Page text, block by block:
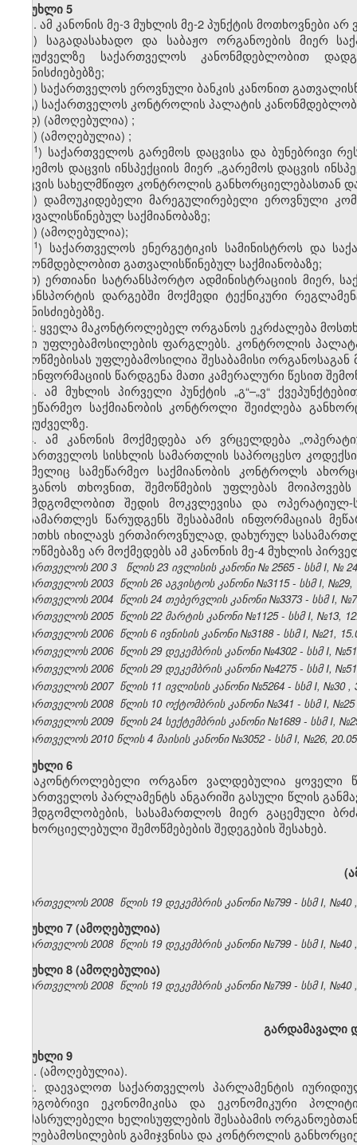
მუხლი 5
1. ამ კანონის მე-3 მუხლის მე-2 პუნქტის მოთხოვნები
ა) საგადასახადო და საბაჟო ორგანოების მიერ
საფუძველზე საქართველოს კანონმდებლობით
ღონისძიებებზე;
ბ) საქართველოს ეროვნული ბანკის კანონით
გ) საქართველოს კონტროლის პალატის
დ) (ამოღებულია) ;
ე) (ამოღებულია) ;
​1) საქართველოს გარემოს დაცვისა და ბუნებრივი
გარემოს დაცვის ინსპექციის მიერ „გარემოს დაცვის
დაცვის სახელმწიფო კონტროლის განხორციელებასთან
ვ) დამოუკიდებელი მარეგულირებელი ეროვნული
გათვალისწინებულ საქმიანობაზე;
ზ) (ამოღებულია);
​1) საქართველოს ენერგეტიკის სამინისტროს და
კანონმდებლობით გათვალისწინებულ საქმიანობაზე;
თ) ერთიანი სატრანსპორტო ადმინისტრაციის მიერ,
ტრანსპორტის დარგებში მოქმედი ტექნიკური
ღონისძიებებზე.
2. ყველა მაკონტროლებელ ორგანოს ეკრძალება
მისი უფლებამოსილების ფარგლებს. კონტროლის
შემოწმებისას უფლებამოსილია შესაბამისი
და ინფორმაციის წარდგენა მათი კამერალური წესით
3. ამ მუხლის პირველი პუნქტის „გ“–„ვ“
სამეწარმეო საქმიანობის კონტროლი შეიძლება
საფუძველზე.
4. ამ კანონის მოქმედება არ ვრცელდება
საქართველოს სისხლის სამართლის საპროცესო
რომელიც სამეწარმეო საქმიანობის კონტროლს
ორგანოს თხოვნით, შემოწმების უფლებას
შუამდგომლობით შედის მოკვლევისა და
მოსამართლეს წარუდგენს შესაბამის ინფორმაციას
საკითხს იხილავს ერთპიროვნულად, დახურულ
შემოწმებაზე არ მოქმედებს ამ კანონის მე-4 მუხლის
საქართველოს 200 3 წლის 23 ივლისის კანონი № 2565 - სსმ I, № 24
საქართველოს 2003 წლის 26 აგვისტოს კანონი №3115 - სსმ I, №29,
საქართველოს 2004 წლის 24 თებერვლის კანონი №3373 - სსმ I, №7,
საქართველოს 2005 წლის 22 მარტის კანონი №1125 - სსმ I, №13,
საქართველოს 2006 წლის 6 ივნისის კანონი №3188 - სსმ I, №21,
საქართველოს 2006 წლის 29 დეკემბრის კანონი №4302 - სსმ I,
საქართველოს 2006 წლის 29 დეკემბრის კანონი №4275 - სსმ I,
საქართველოს 2007 წლის 11 ივლისის კანონი №5264 - სსმ I, №30 ,
საქართველოს 2008 წლის 10 ოქტომბრის კანონი №341 - სსმ I, №25
საქართველოს 2009 წლის 24 სექტემბრის კანონი №1689 - სსმ I,
საქართველოს 2010 წლის 4 მაისის კანონი №3052 - სსმ I, №26,
მუხლი 6
მაკონტროლებელი ორგანო ვალდებულია ყოველი
საქართველოს პარლამენტს ანგარიში გასული წლის
შუამდგომლობების, სასამართლოს მიერ გაცემული
განხორციელებული შემოწმებების შედეგების შესახებ.
საქართველოს 2008 წლის 19 დეკემბრის კანონი №799 - სსმ I, №40 ,
მუხლი 7 (ამოღებულია)
საქართველოს 2008 წლის 19 დეკემბრის კანონი №799 - სსმ I, №40 ,
მუხლი 8 (ამოღებულია)
საქართველოს 2008 წლის 19 დეკემბრის კანონი №799 - სსმ I, №40 ,
გარდამავალი
მუხლი 9
1. (ამოღებულია).
2. დაევალოთ საქართველოს პარლამენტის
დარგობრივი ეკონომიკისა და ეკონომიკური
აღმასრულებელი ხელისუფლების შესაბამის
უფლებამოსილების გამიჯვნისა და კონტროლის